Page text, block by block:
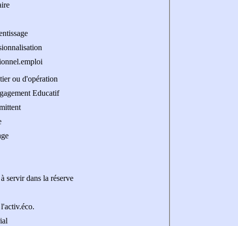
ou d'opération
Educatif
servir dans la réserve